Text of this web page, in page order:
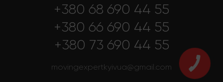
+380 68 690 44 55
+380 66 690 44 55
+380 73 690 44 55
movingexpertkyivua@gmail.com